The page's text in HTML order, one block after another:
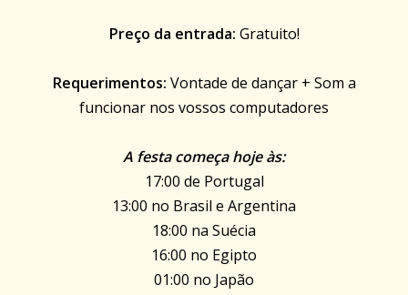
Preço da entrada: Gratuito!
Requerimentos: Vontade de dançar + Som a
funcionar nos vossos computadores
A festa começa hoje às:
17:00 de Portugal
13:00 no Brasil e Argentina
18:00 na Suécia
16:00 no Egipto
01:00 no Japão